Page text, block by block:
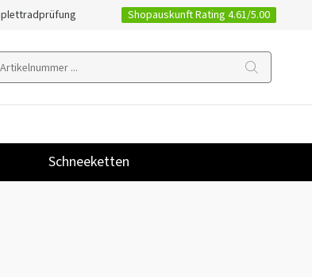
Shopauskunft Rating 4.61/5.00
Schneeketten